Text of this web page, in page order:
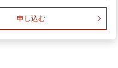
申し込む